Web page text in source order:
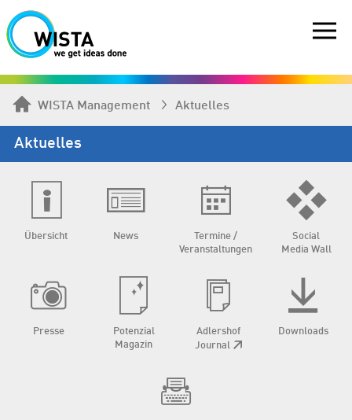
WISTA Management Aktuelles
Aktuelles
Übersicht News
Termine /
Veranstaltungen
Social
Media Wall
Presse
Potenzial
Magazin
Adlershof
Journal
Downloads